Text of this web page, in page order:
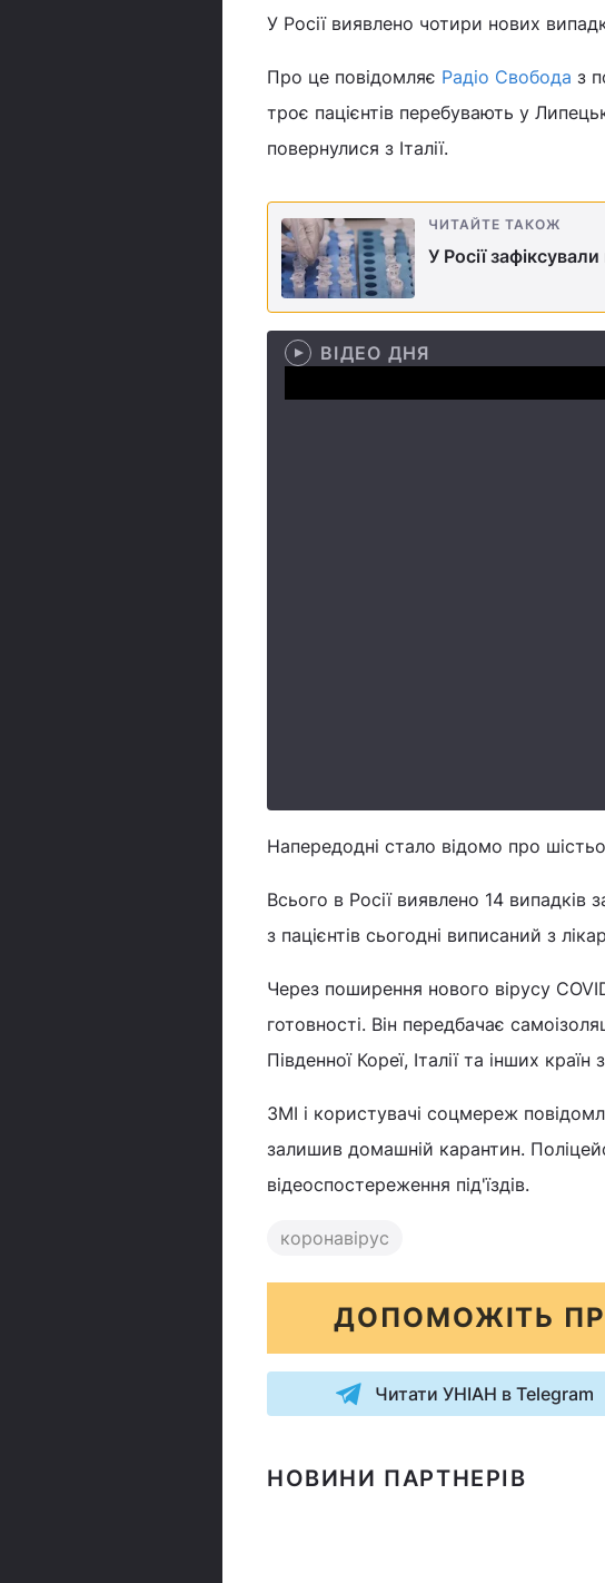
У Росії виявлено чотири нових
Про це повідомляє Радіо Свобода з
троє пацієнтів перебувають у
повернулися з Італії.
ЧИТАЙТЕ ТАКОЖ
У Росії
ВІДЕО ДНЯ
Напередодні стало відомо про
Всього в Росії виявлено 14 випадків
з пацієнтів сьогодні виписаний з
Через поширення нового вірусу
готовності. Він передбачає
Південної Кореї, Італії та інших
ЗМІ і користувачі соцмереж
залишив домашній карантин.
відеоспостереження під'їздів.
коронавірус
ДОПОМОЖІТЬ
Читати УНІАН в Telegram
НОВИНИ ПАРТНЕРІВ